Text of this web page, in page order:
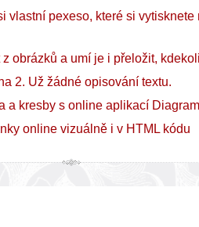
vlastní pexeso, které si
obrázků a umí je i přeložit,
2. Už žádné opisování textu.
a kresby s online aplikací
online vizuálně i v HTML kódu